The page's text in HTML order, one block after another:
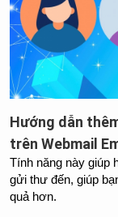
Hướng dẫn
trên Webmail
Tính năng này giúp
gửi thư đến, giúp
quả hơn.